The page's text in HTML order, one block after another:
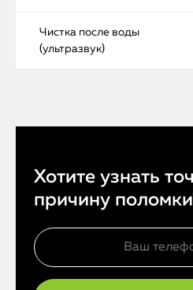
Чистка после воды
(ультразвук)
Хотите узнать
причину